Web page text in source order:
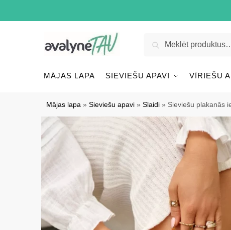
Meklēt
MĀJAS LAPA SIEVIEŠU APAVI VĪRIEŠU
Mājas lapa »Sieviešu apavi »Slaidi » Sieviešu plakanās